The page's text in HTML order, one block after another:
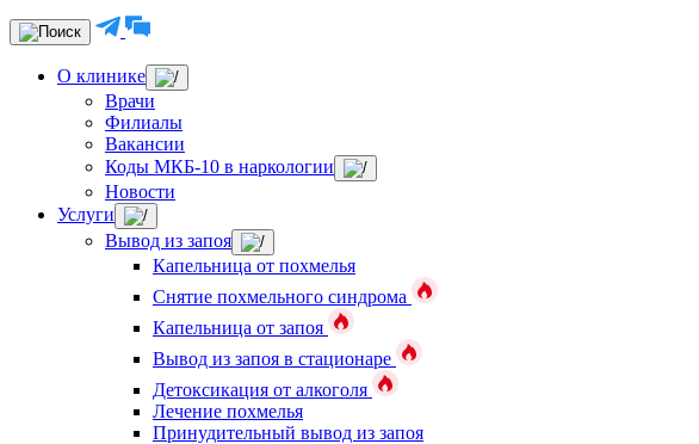
О клинике
Врачи
Филиалы
Вакансии
Коды МКБ-10 в наркологии
Новости
Услуги
Вывод из запоя
Капельница от похмелья
Снятие похмельного синдрома
Капельница от запоя
Вывод из запоя в стационаре
Детоксикация от алкоголя
Лечение похмелья
Принудительный вывод из запоя